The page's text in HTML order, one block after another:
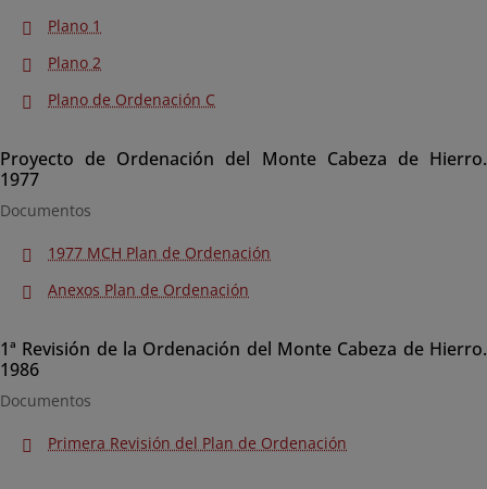
Plano 1
Plano 2
Plano de Ordenación C
Proyecto de Ordenación del Monte Cabeza de Hierro.
1977
Documentos
1977 MCH Plan de Ordenación
Anexos Plan de Ordenación
1ª Revisión de la Ordenación del Monte Cabeza de Hierro.
1986
Documentos
Primera Revisión del Plan de Ordenación